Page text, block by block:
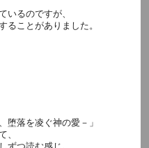
いるのですが、
ることがありました。
堕落を凌ぐ神の愛－」
、